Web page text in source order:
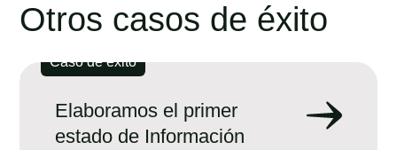
Otros casos de éxito
Caso de éxito
Elaboramos el primer
estado de Información